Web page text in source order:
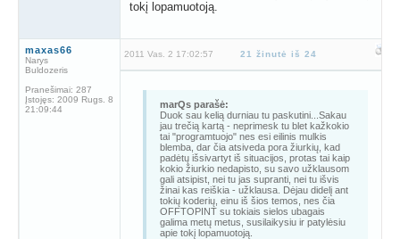
tokį lopamuotoją.
maxas66
Narys
Buldozeris
Pranešimai: 287
Įstojęs: 2009 Rugs. 8
21:09:44
2011 Vas. 2 17:02:57 21 žinutė iš 24
marQs parašė:
Duok sau kelią durniau tu paskutini...Sakau
jau trečią kartą - neprimesk tu blet kažkokio
tai "programtuojo" nes esi eilinis mulkis
blemba, dar čia atsiveda pora žiurkių, kad
padėtų išsivartyt iš situacijos, protas tai kaip
kokio žiurkio nedapisto, su savo užklausom
gali atsipist, nei tu jas supranti, nei tu išvis
žinai kas reiškia - užklausa. Dėjau didelį ant
tokių koderių, einu iš šios temos, nes čia
OFFTOPINT su tokiais sielos ubagais
galima metų metus, susilaikysiu ir patylėsiu
apie tokį lopamuotoją.